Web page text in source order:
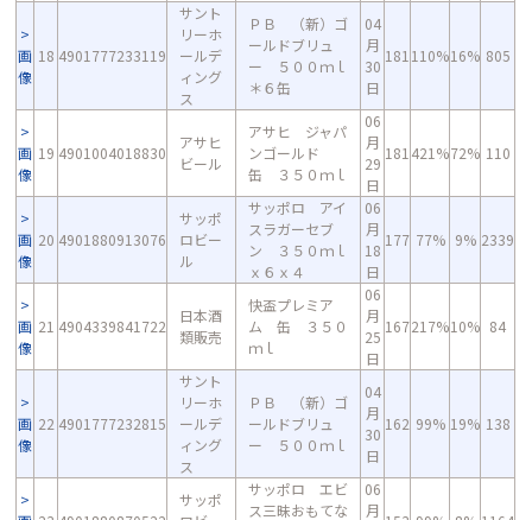
画
像
18 4901777233119
サント
リーホ
ールデ
ィング
ス
ＰＢ （新）ゴ
ールドブリュ
ー ５００ｍｌ
＊６缶
04
月
30
日
181 110%16% 805
画
像
19 4901004018830
アサヒ
ビール
アサヒ ジャパ
ンゴールド
缶 ３５０ｍｌ
06
月
29
日
181 421%72% 110
画
像
20 4901880913076
サッポ
ロビー
ル
サッポロ アイ
スラガーセブ
ン ３５０ｍｌ
ｘ６ｘ４
06
月
18
日
177 77% 9% 2339
画
像
21 4904339841722
日本酒
類販売
快盃プレミア
ム 缶 ３５０
ｍｌ
06
月
25
日
167217%10% 84
画
像
22 4901777232815
サント
リーホ
ールデ
ィング
ス
ＰＢ （新）ゴ
ールドブリュ
ー ５００ｍｌ
04
月
30
日
162 99% 19% 138
サッポ
サッポロ エビ
ス三昧おもてな
06
月